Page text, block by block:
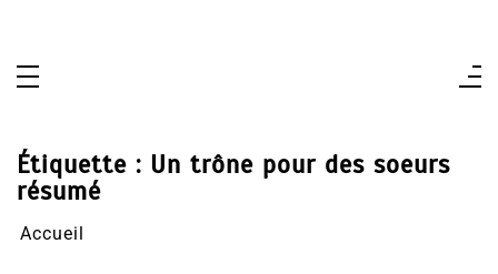
Étiquette : Un trône pour des soeurs
résumé
Accueil